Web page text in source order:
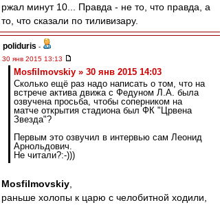
ржал минут 10... Правда - не то, что правда, а
то, что сказали по тиливизару.
poliduris -
30 янв 2015 13:13
Mosfilmovskiy » 30 янв 2015 14:03
Сколько ещё раз надо написать о том, что на
встрече актива движа с Федуном Л.А. была
озвучена просьба, чтобы соперником на
матче открытия стадиона был ФК "Црвена
Звезда"?
Первым это озвучил в интервью сам Леонид
Арнольдович.
Не читали?:-)))
Mosfilmovskiy
раньше холопы к царю с челобитной ходили,